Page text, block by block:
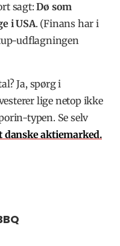
sagt:Dø som
i USA. (Finans har i
udflagningen
Ja, spørg i
lige netop ikke
typen. Se selv
danske aktiemarked.